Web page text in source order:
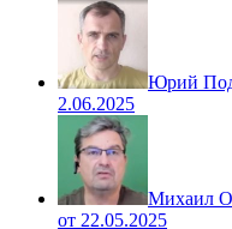
Юрий
2.06.2025
Михаил
от 22.05.2025